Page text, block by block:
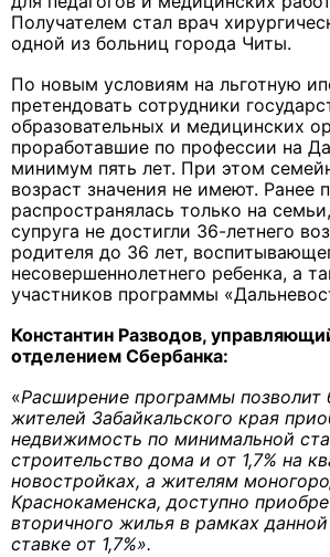
Получателем стал врач
одной из больниц города Читы.
По новым условиям на льготную
претендовать сотрудники
образовательных и медицинских
проработавшие по профессии на
минимум пять лет. При этом
возраст значения не имеют. Ранее
распространялась только на
супруга не достигли 36-летнего
родителя до 36 лет,
несовершеннолетнего ребенка, а
участников программы
Константин Разводов,
отделением Сбербанка:
«Расширение программы позволит
жителей Забайкальского края
недвижимость по минимальной
строительство дома и от 1,7% на
новостройках, а жителям
Краснокаменска, доступно
вторичного жилья в рамках
ставке от 1,7%».